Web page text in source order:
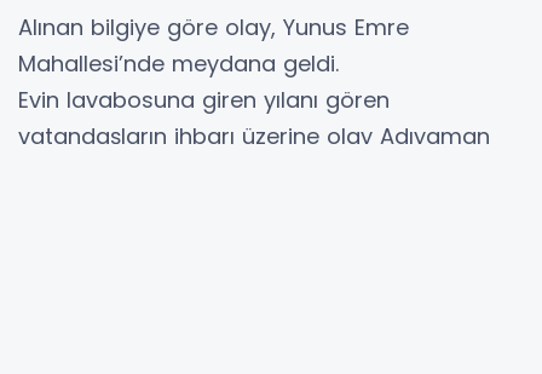
Alınan bilgiye göre olay, Yunus Emre
Mahallesi’nde meydana geldi.
Evin lavabosuna giren yılanı gören
vatandaşların ihbarı üzerine olay Adıyaman